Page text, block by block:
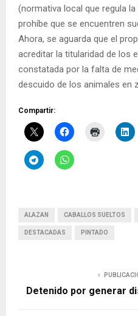
(normativa local que regula
prohíbe que se encuentren
Ahora, se aguarda que el
acreditar la titularidad de los
constatada por la falta de
descuido de los animales en
Compartir:
ALAZAN CABALLOS SUELTOS
DESTACADAS PINTADO
Detenido por generar